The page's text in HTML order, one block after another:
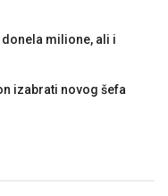
milione, ali i
izabrati novog šefa